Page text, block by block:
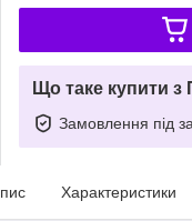
Що таке купити з
Замовлення під
Характеристики